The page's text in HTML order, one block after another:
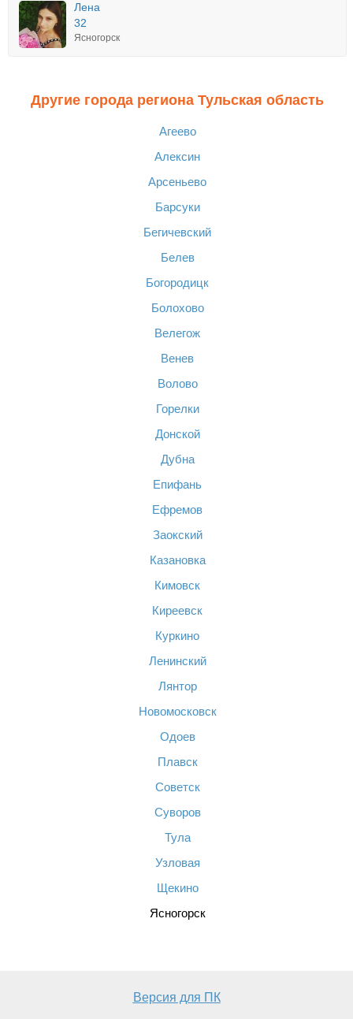
Лена
32
Ясногорск
Другие города региона Тульская область
Агеево
Алексин
Арсеньево
Барсуки
Бегичевский
Белев
Богородицк
Болохово
Велегож
Венев
Волово
Горелки
Донской
Дубна
Епифань
Ефремов
Заокский
Казановка
Кимовск
Киреевск
Куркино
Ленинский
Лянтор
Новомосковск
Одоев
Плавск
Советск
Суворов
Тула
Узловая
Щекино
Ясногорск
Версия для ПК